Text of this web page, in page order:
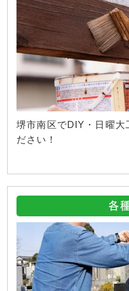
堺市南区でDIY・日曜大
ださい！
各